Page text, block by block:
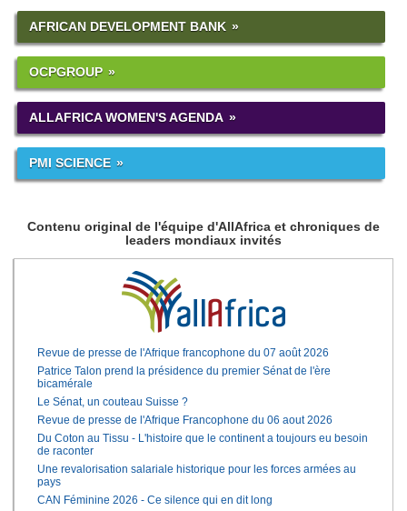
AFRICAN DEVELOPMENT BANK
OCPGROUP
ALLAFRICA WOMEN'S AGENDA
PMI SCIENCE
Contenu original de l'équipe d'AllAfrica et chroniques de
leaders mondiaux invités
Revue de presse de l'Afrique francophone du 07 août 2026
Patrice Talon prend la présidence du premier Sénat de l'ère
bicamérale
Le Sénat, un couteau Suisse ?
Revue de presse de l'Afrique Francophone du 06 aout 2026
Du Coton au Tissu - L'histoire que le continent a toujours eu besoin
de raconter
Une revalorisation salariale historique pour les forces armées au
pays
CAN Féminine 2026 - Ce silence qui en dit long